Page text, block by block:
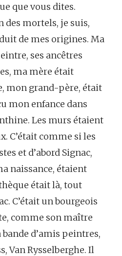
que vous dites.
des mortels, je suis,
de mes origines. Ma
ses ancêtres
ma mère était
mon grand-père, était
mon enfance dans
Les murs étaient
C’était comme si les
et d’abord Signac,
naissance, étaient
était là, tout
C’était un bourgeois
comme son maître
d’amis peintres,
Van Rysselberghe. Il